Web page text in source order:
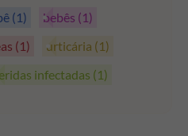
(1) bebês (1)
(1) urticária (1)
infectadas (1)